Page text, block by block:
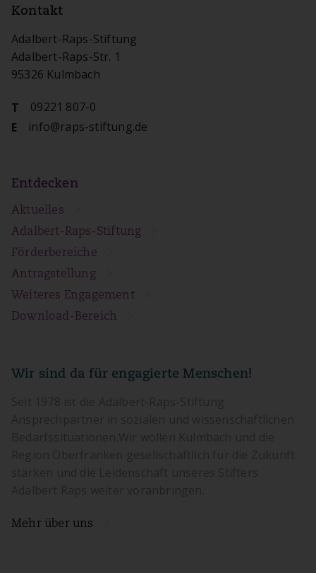
Kontakt
Adalbert-Raps-Stiftung
Adalbert-Raps-Str. 1
95326 Kulmbach
T
09221 807-0
E
info@raps-stiftung.de
Entdecken
Aktuelles
Adalbert-Raps-Stiftung
Förderbereiche
Antragstellung
Weiteres Engagement
Download-Bereich
Wir sind da für engagierte Menschen!
Mehr über uns